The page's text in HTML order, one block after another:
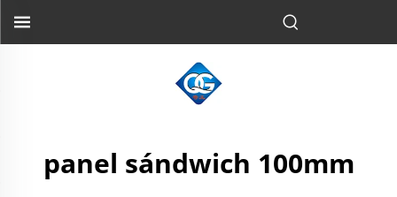
panel sándwich 100mm